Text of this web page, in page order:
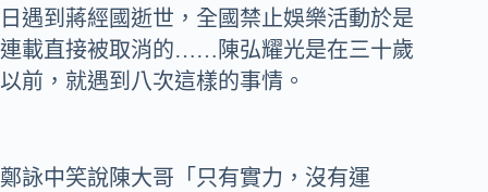
日遇到蔣經國逝世，全國禁止娛樂活動於是
連載直接被取消的……陳弘耀光是在三十歲
以前，就遇到八次這樣的事情。
鄭詠中笑說陳大哥「只有實力，沒有運